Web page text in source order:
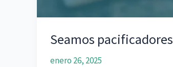
Seamos pacificadores
enero 26, 2025